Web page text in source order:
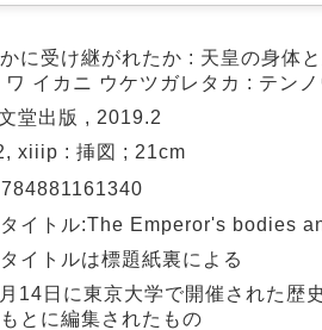
に受け継がれたか : 天皇の身体
ワ イカニ ウケツガレタカ : テン
堂出版 , 2019.2
xiiip : 挿図 ; 21cm
タイトル:The Emperor's bodies
イトルは標題紙裏による
14日に東京大学で開催された歴
とに編集されたもの